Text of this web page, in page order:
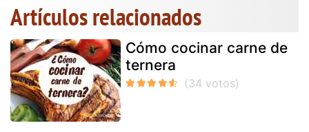
Artículos relacionados
Cómo cocinar carne de
ternera